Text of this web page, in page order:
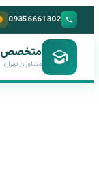
09356661302
متخصص
مشاوران تهران